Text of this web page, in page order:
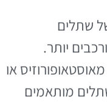
שתלים
יותר.
או
מותאמים